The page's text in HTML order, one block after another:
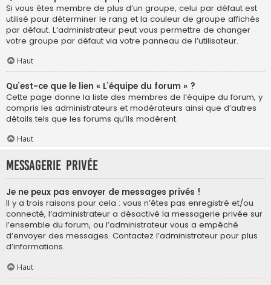
Si vous êtes membre de plus d’un groupe, celui par défaut est
utilisé pour déterminer le rang et la couleur de groupe affichés
par défaut. L’administrateur peut vous permettre de changer
votre groupe par défaut via votre panneau de l’utilisateur.
Haut
Qu’est-ce que le lien « L’équipe du forum » ?
Cette page donne la liste des membres de l’équipe du forum, y
compris les administrateurs et modérateurs ainsi que d’autres
détails tels que les forums qu’ils modèrent.
Haut
Messagerie privée
Je ne peux pas envoyer de messages privés !
Il y a trois raisons pour cela : vous n’êtes pas enregistré et/ou
connecté, l’administrateur a désactivé la messagerie privée sur
l’ensemble du forum, ou l’administrateur vous a empêché
d’envoyer des messages. Contactez l’administrateur pour plus
d’informations.
Haut